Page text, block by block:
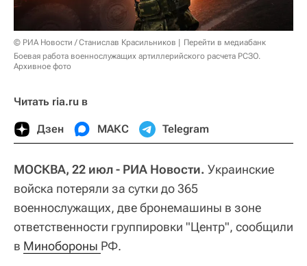
© РИА Новости / Станислав Красильников
Перейти в медиабанк
Боевая работа военнослужащих артиллерийского расчета РСЗО.
Архивное фото
Читать ria.ru в
Дзен МАКС Telegram
МОСКВА, 22 июл - РИА Новости. Украинские
войска потеряли за сутки до 365
военнослужащих, две бронемашины в зоне
ответственности группировки "Центр", сообщили
в Минобороны РФ.